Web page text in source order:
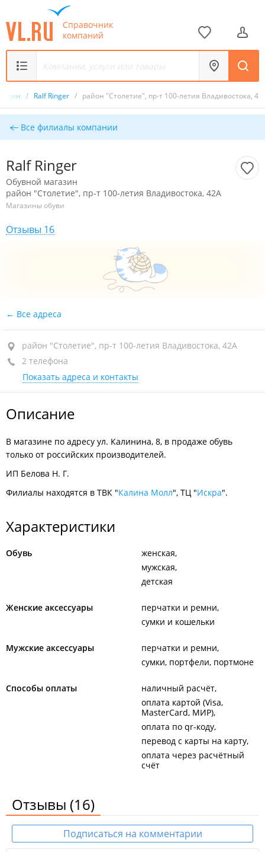
Справочник
компаний
/ Ralf Ringer / район "Столетие", пр-т 100-летия Владивостока,
Все филиалы компании
Ralf Ringer
Обувной магазин
район "Столетие", пр-т 100-летия Владивостока, 42А
Магазины обуви
Отзывы 16
Все адреса
район "Столетие", пр-т 100-летия Владивостока, 42А
2 телефона
Показать адреса и контакты
Описание
В магазине по адресу ул. Калинина, 8, в продаже обувь
только от российских производителей.
ИП Белова Н. Г.
Филиалы находятся в ТВК "Калина Молл", ТЦ "Искра".
Характеристики
Обувь
женская
мужская
детская
Женские аксессуары
перчатки и ремни
сумки и кошельки
Мужские аксессуары
перчатки и ремни
сумки, портфели, портмоне
Способы оплаты
наличный расчёт
оплата картой (Visa,
MasterCard, МИР)
оплата по qr-коду
перевод с карты на карту
оплата через расчётный
счёт
Отзывы (16)
Подписаться на комментарии